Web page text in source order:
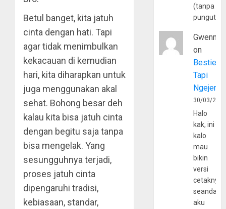
Betul banget, kita jatuh
cinta dengan hati. Tapi
agar tidak menimbulkan
kekacauan di kemudian
hari, kita diharapkan untuk
juga menggunakan akal
sehat. Bohong besar deh
kalau kita bisa jatuh cinta
dengan begitu saja tanpa
bisa mengelak. Yang
sesungguhnya terjadi,
proses jatuh cinta
dipengaruhi tradisi,
kebiasaan, standar,
(tanpa
Gwenny
on
Bestie
Tapi
30/03/
Halo
kak, ini
kalo
mau
bikin
versi
cetaknya
aku